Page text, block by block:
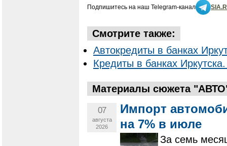
Подпишитесь на наш Telegram-канал
Смотрите также:
Автокредиты в банках
Кредиты в банках
Материалы сюжета
07
августа
2026
Импорт
на 7% в июле
За семь